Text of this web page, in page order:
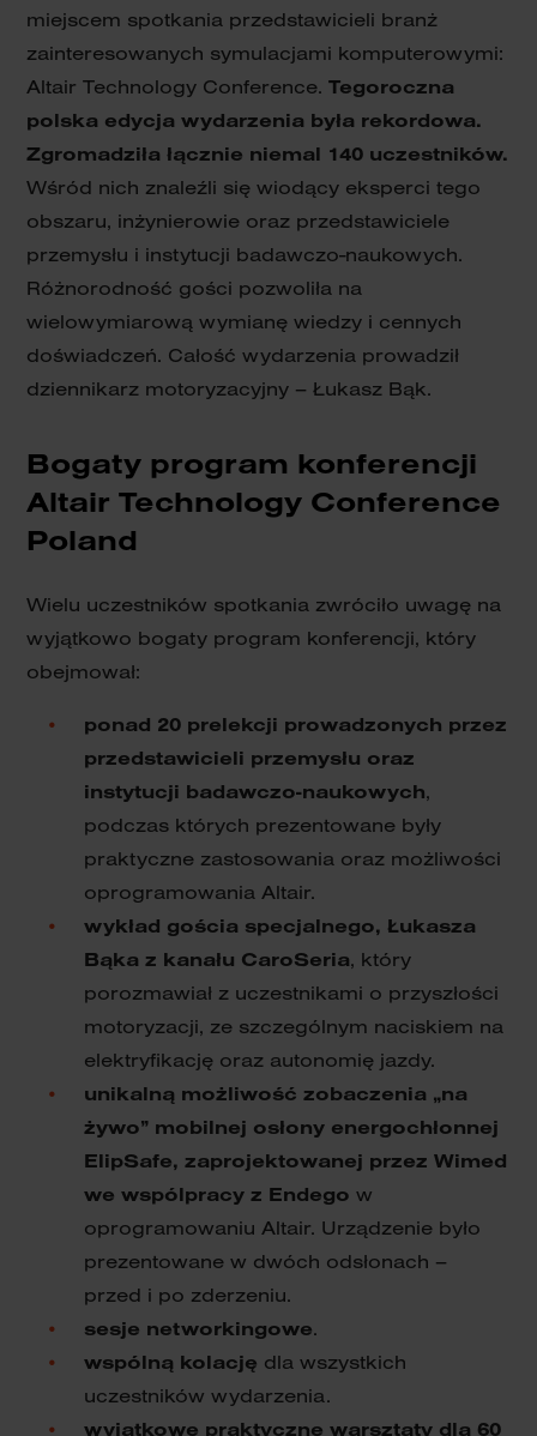
miejscem spotkania przedstawicieli branż
zainteresowanych symulacjami komputerowymi:
Altair Technology Conference.Tegoroczna
polska edycja wydarzenia była rekordowa.
Zgromadziła łącznie niemal 140 uczestników.
Wśród nich znaleźli się wiodący eksperci tego
obszaru, inżynierowie oraz przedstawiciele
przemysłu i instytucji badawczo-naukowych.
Różnorodność gości pozwoliła na
wielowymiarową wymianę wiedzy i cennych
doświadczeń. Całość wydarzenia prowadził
dziennikarz motoryzacyjny – Łukasz Bąk.
Bogaty program konferencji
Altair Technology Conference
Poland
Wielu uczestników spotkania zwróciło uwagę na
wyjątkowo bogaty program konferencji, który
obejmował:
ponad 20 prelekcji prowadzonych przez
przedstawicieli przemysłu oraz
instytucji badawczo-naukowych,
podczas których prezentowane były
praktyczne zastosowania oraz możliwości
oprogramowania Altair.
wykład gościa specjalnego, Łukasza
Bąka z kanału CaroSeria, który
porozmawiał z uczestnikami o przyszłości
motoryzacji, ze szczególnym naciskiem na
elektryfikację oraz autonomię jazdy.
unikalną możliwość zobaczenia „na
żywo” mobilnej osłony energochłonnej
ElipSafe, zaprojektowanej przez Wimed
we wspólpracy z Endegow
oprogramowaniu Altair. Urządzenie było
prezentowane w dwóch odsłonach –
przed i po zderzeniu.
sesje networkingowe.
wspólną kolację dla wszystkich
uczestników wydarzenia.
wyjątkowe praktyczne warsztaty dla 60